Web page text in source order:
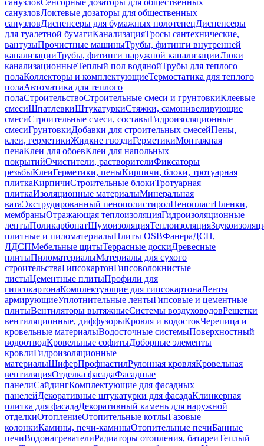
санузловСенсорные дозаторы для общественных
санузловЛоктевые дозаторы для общественных
санузловДиспенсеры для бумажных полотенецДиспенсеры
для туалетной бумагиКанализацияТросы сантехнические,
вантузыПрочистные машиныТрубы, фитинги внутренней
канализацииТрубы, фитинги наружной канализацииЛюки
канализационныеТеплый пол водянойТрубы для теплого
полаКоллекторы и комплектующиеТермостатика для теплого
полаАвтоматика для теплого
полаСтроительствоСтроительные смеси и грунтовкиКлеевые
смесиШпатлевкиШтукатуркиСтяжки, самонивелирующие
смесиСтроительные смеси, составыГидроизоляционные
смесиГрунтовкиДобавки для строительных смесейПены,
клеи, герметикиЖидкие гвоздиГерметикиМонтажная
пенаКлеи для обоевКлеи для напольных
покрытийОчистители, растворителиФиксаторы
резьбыКлеиГерметики, пеныКирпичи, блоки, тротуарная
плиткаКирпичиСтроительные блокиТротуарная
плиткаИзоляционные материалыМинеральная
ватаЭкструдированный пенополистиролПенопластПленки,
мембраныОтражающая теплоизоляцияГидроизоляционные
лентыПоликарбонатШумоизоляцияТеплоизоляция
плитные и пиломатериалыПлиты OSBФанераДСП,
ЛДСПМебельные щитыТеррасные доскиДревесные
плитыПиломатериалыМатериалы для сухого
строительстваГипсокартонГипсоволокнистые
листыЦементные плитыПрофили для
гипсокартонаКомплектующие для гипсокартонаЛенты
армирующиеУплотнительные лентыГипсовые и цементные
плитыВентиляторы вытяжныеСистемы воздуховодовРешетки
вентиляционные, диффузорыКровля и водостокЧерепица и
кровельные материалыВодосточные системыПоверхностный
водоотводКровельные софитыДоборные элементы
кровлиГидроизоляционные
материалыШиферПрофнастилРулонная кровляКровельная
вентиляцияОтделка фасадаФасадные
панелиСайдингКомплектующие для фасадных
панелейДекоративные штукатурки для фасадаКлинкерная
плитка для фасадаДекоративный камень для наружной
отделкиОтоплениеОтопительные котлыГазовые
колонкиКамины, печи-каминыОтопительные печиБанные
печиВодонагревателиРадиаторы отопления, батареиТеплый